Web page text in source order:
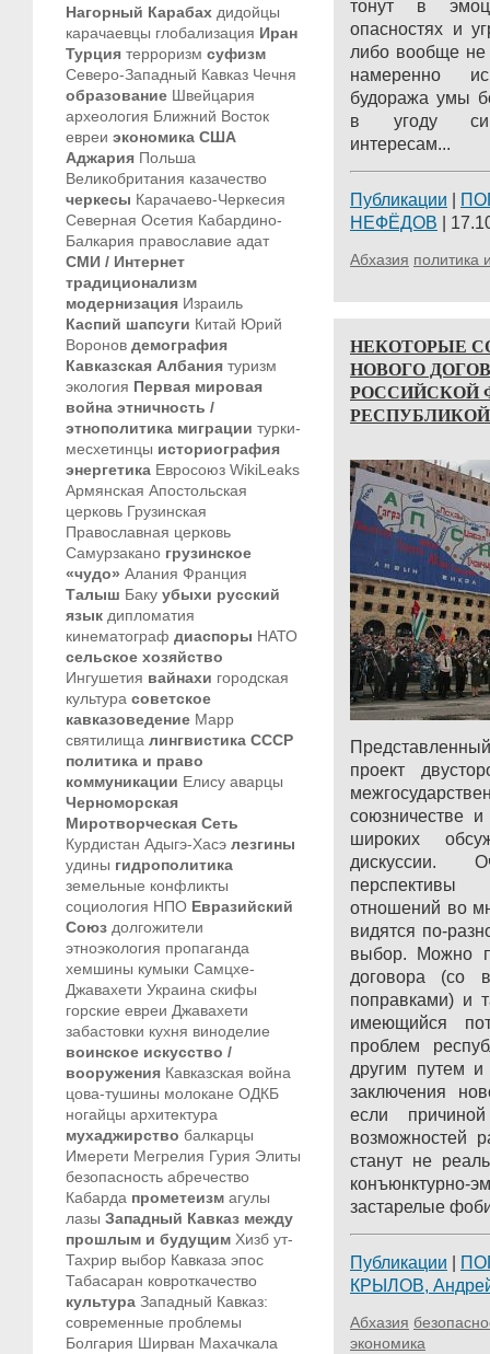
Нагорный Карабах дидойцы
карачаевцы глобализация Иран
Турция терроризм суфизм
Северо-Западный Кавказ Чечня
образование Швейцария
археология Ближний Восток
евреи экономика США
Аджария Польша
Великобритания казачество
черкесы Карачаево-Черкесия
Северная Осетия Кабардино-
Балкария православие адат
СМИ / Интернет
традиционализм
модернизация Израиль
Каспий шапсуги Китай Юрий
Воронов демография
Кавказская Албания туризм
экология Первая мировая
война этничность /
этнополитика миграции турки-
месхетинцы историография
энергетика Евросоюз WikiLeaks
Армянская Апостольская
церковь Грузинская
Православная церковь
Самурзакано грузинское
«чудо» Алания Франция
Талыш Баку убыхи русский
язык дипломатия
кинематограф диаспоры НАТО
сельское хозяйство
Ингушетия вайнахи городская
культура советское
кавказоведение Марр
святилища лингвистика СССР
политика и право
коммуникации Елису аварцы
Черноморская
Миротворческая Сеть
Курдистан Адыгэ-Хасэ лезгины
удины гидрополитика
земельные конфликты
социология НПО Евразийский
Союз долгожители
этноэкология пропаганда
хемшины кумыки Самцхе-
Джавахети Украина скифы
горские евреи Джавахети
забастовки кухня виноделие
воинское искусство /
вооружения Кавказская война
цова-тушины молокане ОДКБ
ногайцы архитектура
мухаджирство балкарцы
Имерети Мегрелия Гурия Элиты
безопасность абречество
Кабарда прометеизм агулы
лазы Западный Кавказ между
прошлым и будущим Хизб ут-
Тахрир выбор Кавказа эпос
Табасаран ковроткачество
культура Западный Кавказ:
современные проблемы
Болгария Ширван Махачкала
тонут в
опасностях и
либо вообще не
намеренно
будоража умы
в угоду
интересам...
Публикации
НЕФЁДОВ |
Абхазия политика
НЕКОТОРЫЕ
НОВОГО
РОССИЙСКОЙ
проект
союзничестве
широких
дискуссии.
перспективы
отношений во
видятся по-
выбор. Можно
договора (со
поправками) и
имеющийся
проблем
другим путем и
заключения
если
возможностей
станут не
конъюнктурно-
застарелые
Публикации
КРЫЛОВ,
Абхазия
экономика